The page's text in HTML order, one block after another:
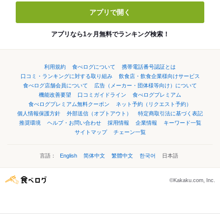
アプリで開く
アプリなら1ヶ月無料でランキング検索！
利用規約 食べログについて
携帯電話番号認証とは
口コミ・ランキングに対する取り組み
飲食店・飲食企業様向けサービス
食べログ店舗会員について
広告（メーカー・団体様等向け）について
機能改善要望
口コミガイドライン
食べログプレミアム
食べログプレミアム無料クーポン
ネット予約（リクエスト予約）
個人情報保護方針
外部送信（オプトアウト）
特定商取引法に基づく表記
推奨環境
ヘルプ・お問い合わせ 採用情報 企業情報
キーワード一覧
サイトマップ
チェーン一覧
言語： English 简体中文 繁體中文 한국어 日本語
©Kakaku.com, Inc.